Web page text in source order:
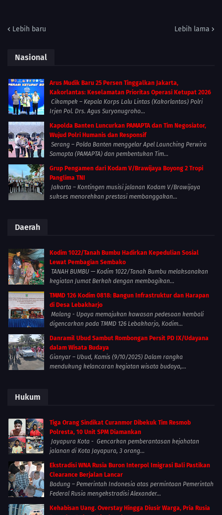
Lebih baru Lebih lama
Nasional
Arus Mudik Baru 25 Persen Tinggalkan Jakarta,
Kakorlantas: Keselamatan Prioritas Operasi Ketupat 2026
Cikampek – Kepala Korps Lalu Lintas (Kakorlantas) Polri
Irjen Pol. Drs. Agus Suryonugroho...
Kapolda Banten Luncurkan PAMAPTA dan Tim Negosiator,
Wujud Polri Humanis dan Responsif
Serang – Polda Banten menggelar Apel Launching Perwira
Samapta (PAMAPTA) dan pembentukan Tim...
Grup Pengamen dari Kodam V/Brawijaya Boyong 2 Tropi
Panglima TNI
Jakarta – Kontingen musisi jalanan Kodam V/Brawijaya
sukses menorehkan prestasi membanggakan...
Daerah
Kodim 1022/Tanah Bumbu Hadirkan Kepedulian Sosial
Lewat Pembagian Sembako
TANAH BUMBU — Kodim 1022/Tanah Bumbu melaksanakan
kegiatan Jumat Berkah dengan membagikan...
TMMD 126 Kodim 0818: Bangun Infrastruktur dan Harapan
di Desa Lebakharjo
Malang - Upaya memajukan kawasan pedesaan kembali
digencarkan pada TMMD 126 Lebakharjo, Kodim...
Danramil Ubud Sambut Rombongan Persit PD IX/Udayana
dalam Wisata Budaya
Gianyar – Ubud, Kamis (9/10/2025) Dalam rangka
mendukung kelancaran kegiatan wisata budaya,...
Hukum
Tiga Orang Sindikat Curanmor Dibekuk Tim Resmob
Polresta, 10 Unit SPM Diamankan
Jayapura Kota - Gencarkan pemberantasan kejahatan
jalanan di Kota Jayapura, 3 orang...
Ekstradisi WNA Rusia Buron Interpol Imigrasi Bali Pastikan
Clearance Berjalan Lancar
Badung – Pemerintah Indonesia atas permintaan Pemerintah
Federal Rusia mengekstradisi Alexander...
Kehabisan Uang. Overstay Hingga Diusir Warga, Pria Rusia